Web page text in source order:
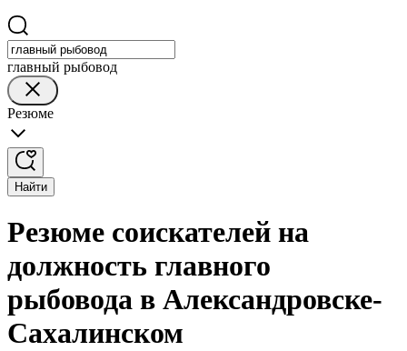
главный рыбовод
Резюме
Найти
Резюме соискателей на
должность главного
рыбовода в Александровске-
Сахалинском